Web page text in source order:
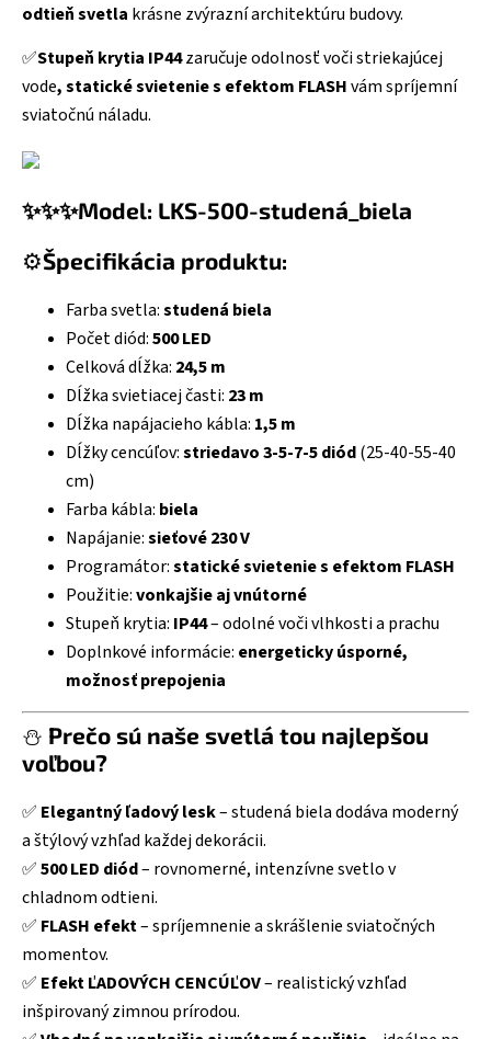
odtieň svetla krásne zvýrazní architektúru budovy.
✅Stupeň krytia IP44zaručuje odolnosť voči striekajúcej
vode, statické svietenie s efektom FLASHvám spríjemní
sviatočnú náladu.
✨✨✨Model: LKS-500-studená_biela
⚙️Špecifikácia produktu:
Farba svetla:studená biela
Počet diód:500 LED
Celková dĺžka: 24,5 m
Dĺžka svietiacej časti: 23 m
Dĺžka napájacieho kábla: 1,5 m
Dĺžky cencúľov:striedavo 3-5-7-5 diód(25-40-55-40
cm)
Farba kábla: biela
Napájanie:sieťové 230 V
Programátor:statické svietenie s efektom FLASH
Použitie:vonkajšie aj vnútorné
Stupeň krytia: IP44–odolné voči vlhkosti a prachu
Doplnkové informácie: energeticky úsporné,
možnosť prepojenia
⛄ Prečo sú naše svetlá tou najlepšou
voľbou?
✅ Elegantný ľadový lesk– studená biela dodáva moderný
a štýlový vzhľad každej dekorácii.
✅500 LED diód– rovnomerné, intenzívne svetlo v
chladnom odtieni.
✅ FLASH efekt– spríjemnenie a skrášlenie sviatočných
momentov.
✅ Efekt ĽADOVÝCH CENCÚĽOV– realistický vzhľad
inšpirovaný zimnou prírodou.